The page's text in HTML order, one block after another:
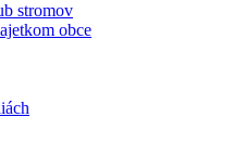
stromov
obce